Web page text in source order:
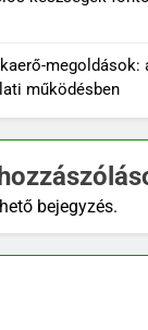
működésben
bejegyzés.